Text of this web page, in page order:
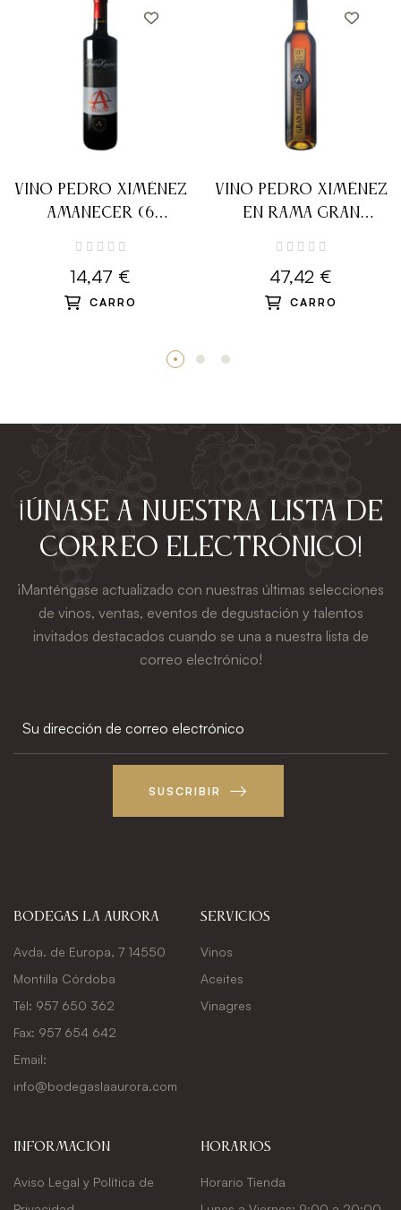
VINO PEDRO XIMÉNEZ
AMANECER (6
14,47 €
CARRO
VINO PEDRO XIMÉNEZ
EN RAMA GRAN
47,42 €
CARRO
¡Únase a nuestra lista de
correo electrónico!
¡Manténgase actualizado con nuestras últimas selecciones
de vinos, ventas, eventos de degustación y talentos
invitados destacados cuando se una a nuestra lista de
correo electrónico!
SUSCRIBIR
Bodegas La Aurora
Avda. de Europa, 7 14550
Montilla Córdoba
Tél: 957 650 362
Fax: 957 654 642
Email:
info@bodegaslaaurora.com
Servicios
Vinos
Aceites
Vinagres
Información
Aviso Legal y Política de
Horarios
Horario Tienda